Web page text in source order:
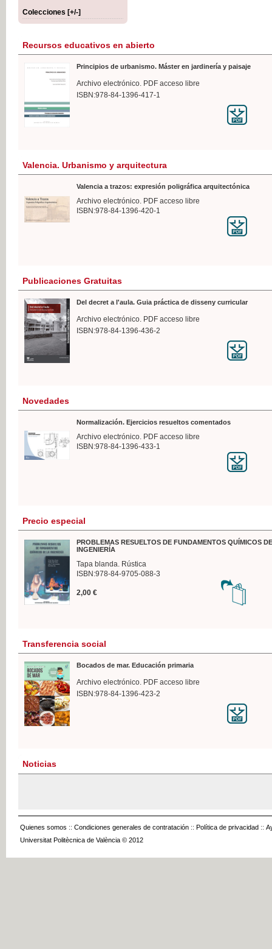
Colecciones [+/-]
Recursos educativos en abierto
Principios de urbanismo. Máster en jardinería y paisaje
Archivo electrónico. PDF acceso libre
ISBN:978-84-1396-417-1
Valencia. Urbanismo y arquitectura
Valencia a trazos: expresión poligráfica arquitectónica
Archivo electrónico. PDF acceso libre
ISBN:978-84-1396-420-1
Publicaciones Gratuitas
Del decret a l'aula. Guia práctica de disseny curricular
Archivo electrónico. PDF acceso libre
ISBN:978-84-1396-436-2
Novedades
Normalización. Ejercicios resueltos comentados
Archivo electrónico. PDF acceso libre
ISBN:978-84-1396-433-1
Precio especial
PROBLEMAS RESUELTOS DE FUNDAMENTOS QUÍMICOS
INGENIERÍA
Tapa blanda. Rústica
ISBN:978-84-9705-088-3
2,00 €
Transferencia social
Bocados de mar. Educación primaria
Archivo electrónico. PDF acceso libre
ISBN:978-84-1396-423-2
Noticias
Quienes somos :: Condiciones generales de contratación :: Política de privacidad ::
Universitat Politècnica de València © 2012